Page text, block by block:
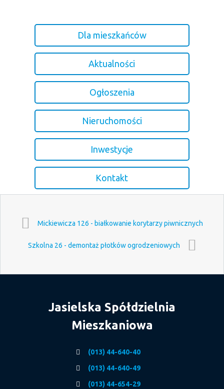
Dla mieszkańców
Aktualności
Ogłoszenia
Nieruchomości
Inwestycje
Kontakt
Mickiewicza 126 - białkowanie korytarzy piwnicznych
Szkolna 26 - demontaż płotków ogrodzeniowych
Jasielska Spółdzielnia
Mieszkaniowa
(013) 44-640-40
(013) 44-640-49
(013) 44-654-29